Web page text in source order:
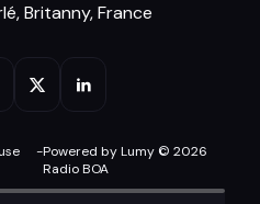
Britanny, France
-Powered by Lumy © 2026
Radio BOA